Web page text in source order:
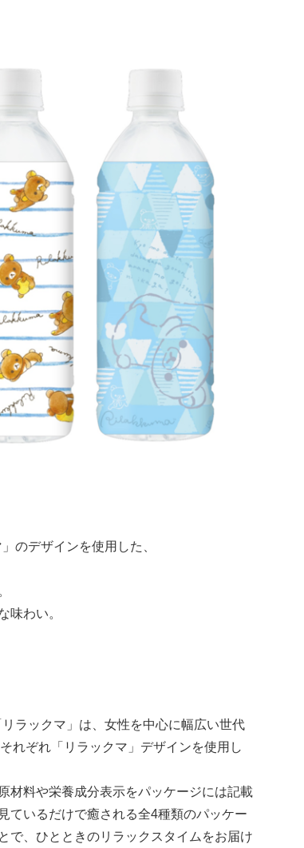
のデザインを使用した、
味わい。
ラックマ」は、女性を中心に幅広い世代
れぞれ「リラックマ」デザインを使用し
料や栄養成分表示をパッケージには記載
ているだけで癒される全4種類のパッケー
で、ひとときのリラックスタイムをお届け